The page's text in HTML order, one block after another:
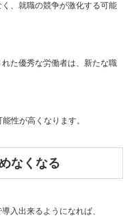
、就職の競争が激化する可能
た優秀な労働者は、新たな職
性が高くなります。
なくなる
入出来るようになれば、